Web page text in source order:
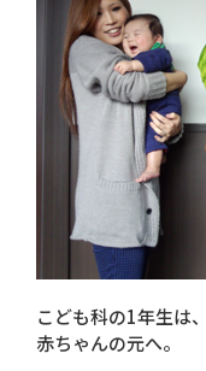
こども科の1年生は
赤ちゃんの元へ。